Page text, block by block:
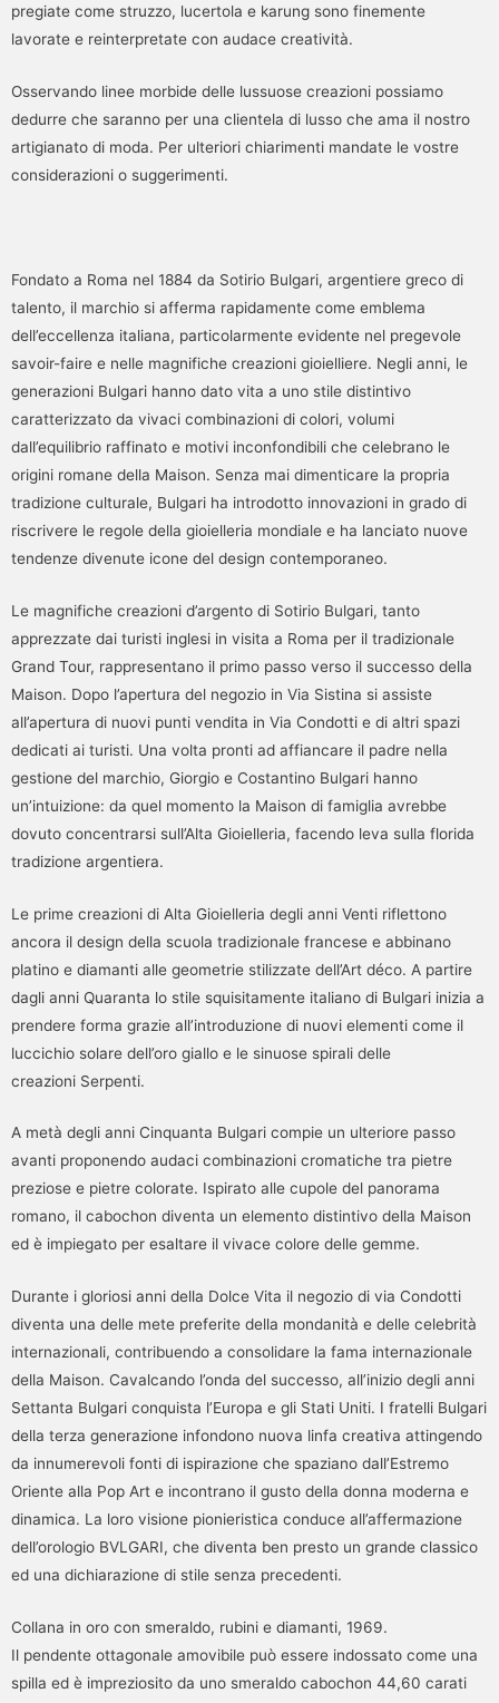
pregiate come struzzo, lucertola e karung sono finemente
lavorate e reinterpretate con audace creatività.
Osservando linee morbide delle lussuose creazioni possiamo
dedurre che saranno per una clientela di lusso che ama il nostro
artigianato di moda. Per ulteriori chiarimenti mandate le vostre
considerazioni o suggerimenti.
Fondato a Roma nel 1884 da Sotirio Bulgari, argentiere greco di
talento, il marchio si afferma rapidamente come emblema
dell’eccellenza italiana, particolarmente evidente nel pregevole
savoir-faire e nelle magnifiche creazioni gioielliere. Negli anni, le
generazioni Bulgari hanno dato vita a uno stile distintivo
caratterizzato da vivaci combinazioni di colori, volumi
dall’equilibrio raffinato e motivi inconfondibili che celebrano le
origini romane della Maison. Senza mai dimenticare la propria
tradizione culturale, Bulgari ha introdotto innovazioni in grado di
riscrivere le regole della gioielleria mondiale e ha lanciato nuove
tendenze divenute icone del design contemporaneo.
Le magnifiche creazioni d’argento di Sotirio Bulgari, tanto
apprezzate dai turisti inglesi in visita a Roma per il tradizionale
Grand Tour, rappresentano il primo passo verso il successo della
Maison. Dopo l’apertura del negozio in Via Sistina si assiste
all’apertura di nuovi punti vendita in Via Condotti e di altri spazi
dedicati ai turisti. Una volta pronti ad affiancare il padre nella
gestione del marchio, Giorgio e Costantino Bulgari hanno
un’intuizione: da quel momento la Maison di famiglia avrebbe
dovuto concentrarsi sull’Alta Gioielleria, facendo leva sulla florida
tradizione argentiera.
Le prime creazioni di Alta Gioielleria degli anni Venti riflettono
ancora il design della scuola tradizionale francese e abbinano
platino e diamanti alle geometrie stilizzate dell’Art déco. A partire
dagli anni Quaranta lo stile squisitamente italiano di Bulgari inizia a
prendere forma grazie all’introduzione di nuovi elementi come il
luccichio solare dell’oro giallo e le sinuose spirali delle
creazioni Serpenti.
A metà degli anni Cinquanta Bulgari compie un ulteriore passo
avanti proponendo audaci combinazioni cromatiche tra pietre
preziose e pietre colorate. Ispirato alle cupole del panorama
romano, il cabochon diventa un elemento distintivo della Maison
ed è impiegato per esaltare il vivace colore delle gemme.
Durante i gloriosi anni della Dolce Vita il negozio di via Condotti
diventa una delle mete preferite della mondanità e delle celebrità
internazionali, contribuendo a consolidare la fama internazionale
della Maison. Cavalcando l’onda del successo, all’inizio degli anni
Settanta Bulgari conquista l’Europa e gli Stati Uniti. I fratelli Bulgari
della terza generazione infondono nuova linfa creativa attingendo
da innumerevoli fonti di ispirazione che spaziano dall’Estremo
Oriente alla Pop Art e incontrano il gusto della donna moderna e
dinamica. La loro visione pionieristica conduce all’affermazione
dell’orologio BVLGARI, che diventa ben presto un grande classico
ed una dichiarazione di stile senza precedenti.
Collana in oro con smeraldo, rubini e diamanti, 1969.
Il pendente ottagonale amovibile può essere indossato come una
spilla ed è impreziosito da uno smeraldo cabochon 44,60 carati